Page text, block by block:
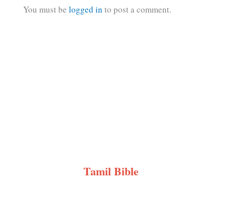
You must be logged in to post a comment.
Tamil Bible